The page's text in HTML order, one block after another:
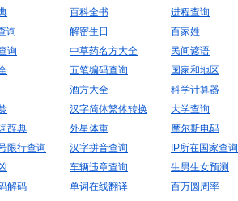
百科全书
进程查询
询 解密生日
百家姓
询 中草药名方大全
民间谚语
五笔编码查询
国家和地区
酒方大全
科学计算器
汉字简体繁体转换
大学查询
辞典 外星体重
摩尔斯电码
限行查询 汉字拼音查询
IP所在国家查询
车辆违章查询
生男生女预测
解码 单词在线翻译
百万圆周率